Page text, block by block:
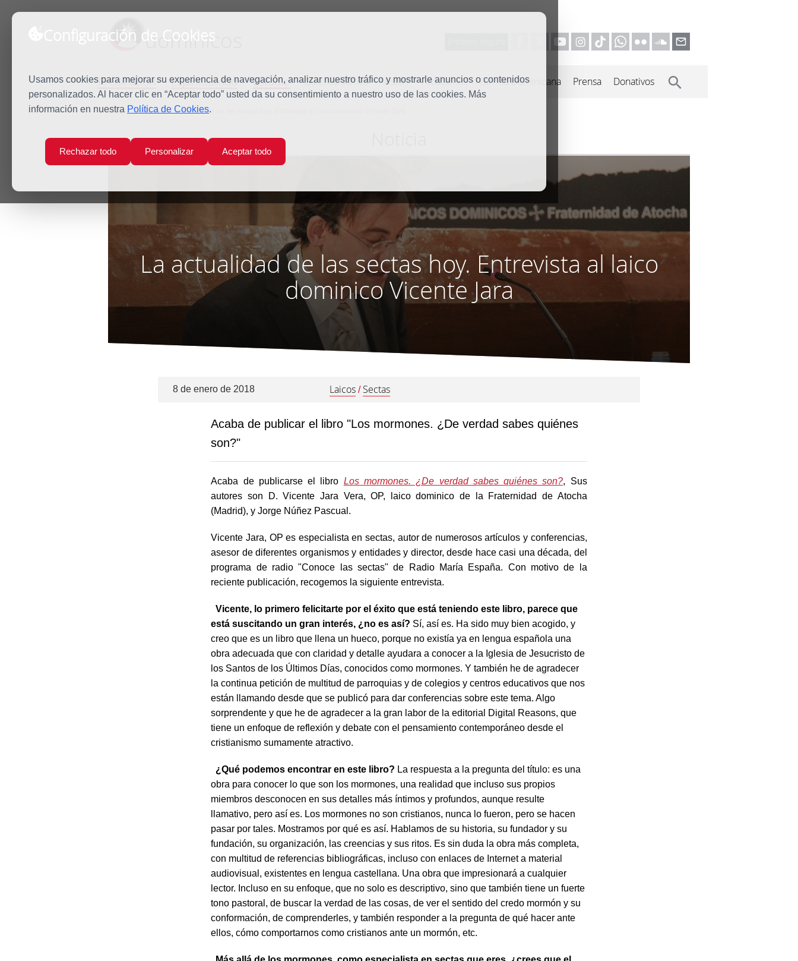
Configuración de Cookies
Usamos cookies para mejorar su experiencia de navegación, analizar nuestro tráfico y mostrarle anuncios o contenidos
personalizados. Al hacer clic en “Aceptar todo” usted da su consentimiento a nuestro uso de las cookies. Más
información en nuestra Política de Cookies.
Rechazar todo Personalizar Aceptar todo
dominicos
Predicación Espiritualidad Estudio Quiénes somos Misión Vocaciones Familia Dominicana Prensa Donativos
Inicio Noticias La actualidad de las sectas hoy. Entrevista al laico dominico Vicente Jara
La actualidad de las sectas hoy. Entrevista al laico
dominico Vicente Jara
8 de enero de 2018 Laicos / Sectas
Acaba de publicar el libro "Los mormones. ¿De verdad sabes quiénes
son?"
Acaba de publicarse el libro Los mormones. ¿De verdad sabes quiénes son?, Sus
autores son D. Vicente Jara Vera, OP, laico dominico de la Fraternidad de Atocha
(Madrid), y Jorge Núñez Pascual.
Vicente Jara, OP es especialista en sectas, autor de numerosos artículos y conferencias,
asesor de diferentes organismos y entidades y director, desde hace casi una década, del
programa de radio "Conoce las sectas" de Radio María España. Con motivo de la
reciente publicación, recogemos la siguiente entrevista.
Vicente, lo primero felicitarte por el éxito que está teniendo este libro, parece que
está suscitando un gran interés, ¿no es así? Sí, así es. Ha sido muy bien acogido, y
creo que es un libro que llena un hueco, porque no existía ya en lengua española una
obra adecuada que con claridad y detalle ayudara a conocer a la Iglesia de Jesucristo de
los Santos de los Últimos Días, conocidos como mormones. Y también he de agradecer
la continua petición de multitud de parroquias y de colegios y centros educativos que nos
están llamando desde que se publicó para dar conferencias sobre este tema. Algo
sorprendente y que he de agradecer a la gran labor de la editorial Digital Reasons, que
tiene un enfoque de reflexión y debate con el pensamiento contemporáneo desde el
cristianismo sumamente atractivo.
¿Qué podemos encontrar en este libro? La respuesta a la pregunta del título: es una
obra para conocer lo que son los mormones, una realidad que incluso sus propios
miembros desconocen en sus detalles más íntimos y profundos, aunque resulte
llamativo, pero así es. Los mormones no son cristianos, nunca lo fueron, pero se hacen
pasar por tales. Mostramos por qué es así. Hablamos de su historia, su fundador y su
fundación, su organización, las creencias y sus ritos. Es sin duda la obra más completa,
con multitud de referencias bibliográficas, incluso con enlaces de Internet a material
audiovisual, existentes en lengua castellana. Una obra que impresionará a cualquier
lector. Incluso en su enfoque, que no solo es descriptivo, sino que también tiene un fuerte
tono pastoral, de buscar la verdad de las cosas, de ver el sentido del credo mormón y su
conformación, de comprenderles, y también responder a la pregunta de qué hacer ante
ellos, cómo comportarnos como cristianos ante un mormón, etc.